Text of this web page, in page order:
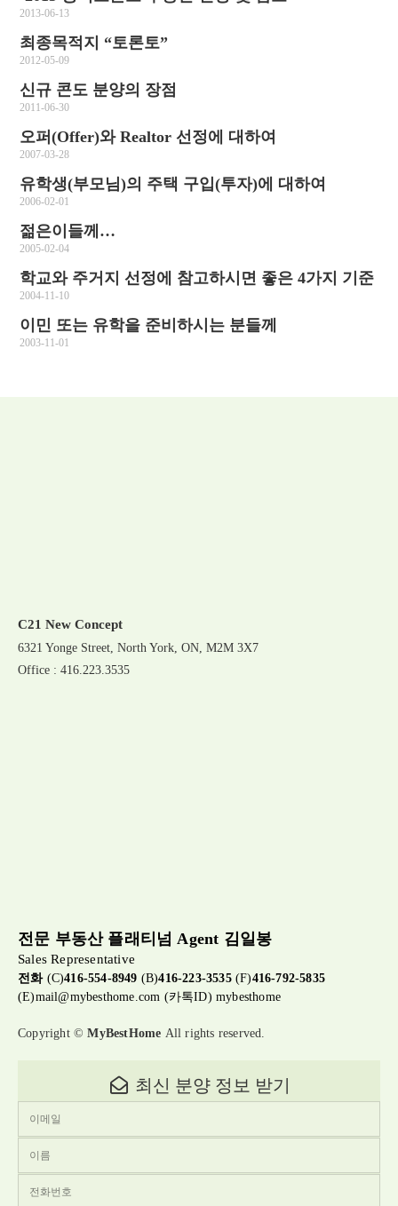
2013-06-13
최종목적지 “토론토”
2012-05-09
신규 콘도 분양의 장점
2011-06-30
오퍼(Offer)와 Realtor 선정에 대하여
2007-03-28
유학생(부모님)의 주택 구입(투자)에 대하여
2006-02-01
젊은이들께…
2005-02-04
학교와 주거지 선정에 참고하시면 좋은 4가지 기준
2004-11-10
이민 또는 유학을 준비하시는 분들께
2003-11-01
C21 New Concept
6321 Yonge Street, North York, ON, M2M 3X7
Office : 416.223.3535
전문 부동산 플래티넘 Agent 김일봉
Sales Representative
전화(C)416-554-8949 (B)416-223-3535(F)416-792-5835
(E)mail@mybesthome.com (카톡ID) mybesthome
Copyright ©MyBestHome All rights reserved.
최신 분양 정보 받기